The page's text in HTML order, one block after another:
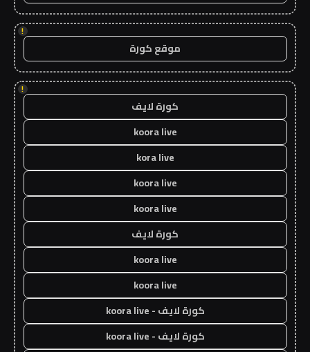
!
موقع كورة
!
كورة لايف
koora live
kora live
koora live
koora live
كورة لايف
koora live
koora live
كورة لايف - koora live
كورة لايف - koora live